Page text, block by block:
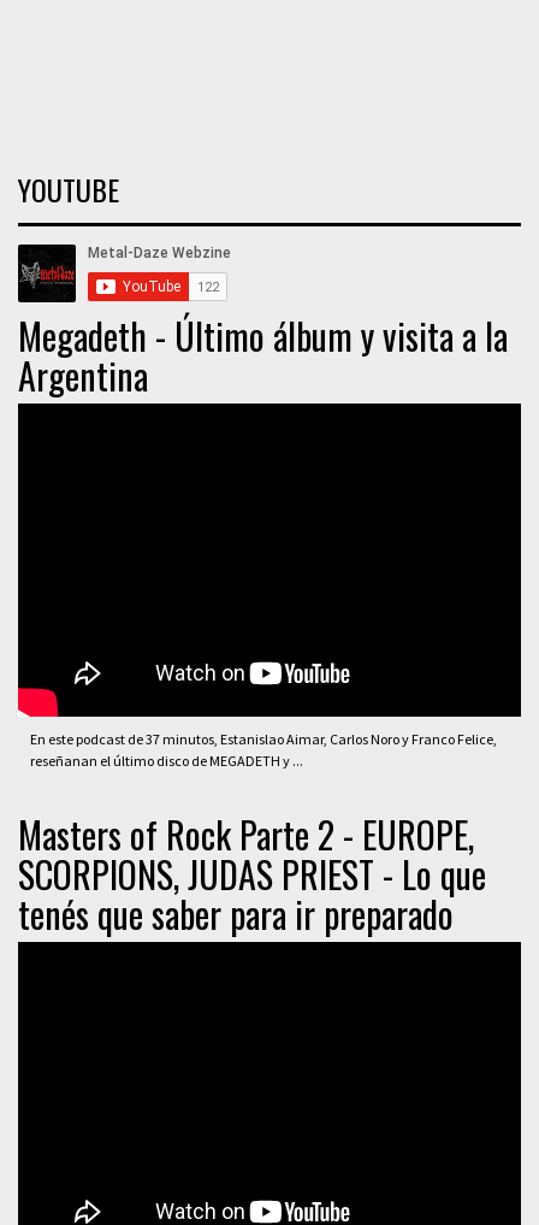
YOUTUBE
Megadeth - Último álbum y visita a la
Argentina
En este podcast de 37 minutos, Estanislao Aimar, Carlos Noro y Franco Felice,
reseñanan el último disco de MEGADETH y ...
Masters of Rock Parte 2 - EUROPE,
SCORPIONS, JUDAS PRIEST - Lo que
tenés que saber para ir preparado